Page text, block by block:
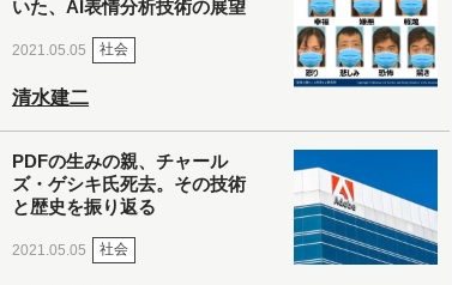
いた、AI表情分析技術の展望
2021.05.05 社会
清水建二
PDFの生みの親、チャール
ズ・ゲシキ氏死去。その技術
と歴史を振り返る
2021.05.05 社会